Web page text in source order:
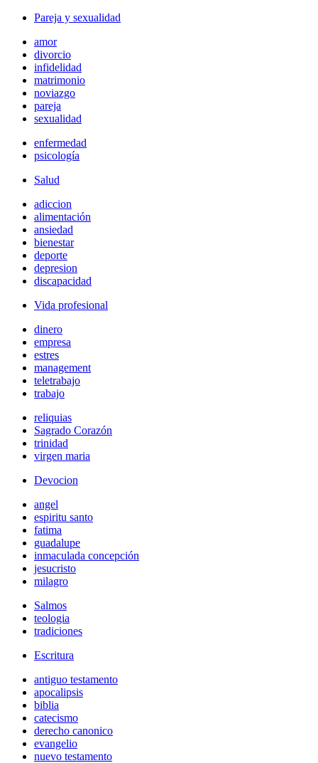
Pareja y sexualidad
amor
divorcio
infidelidad
matrimonio
noviazgo
pareja
sexualidad
enfermedad
psicología
Salud
adiccion
alimentación
ansiedad
bienestar
deporte
depresion
discapacidad
Vida profesional
dinero
empresa
estres
management
teletrabajo
trabajo
reliquias
Sagrado Corazón
trinidad
virgen maria
Devocion
angel
espiritu santo
fatima
guadalupe
inmaculada concepción
jesucristo
milagro
Salmos
teologia
tradiciones
Escritura
antiguo testamento
apocalipsis
biblia
catecismo
derecho canonico
evangelio
nuevo testamento